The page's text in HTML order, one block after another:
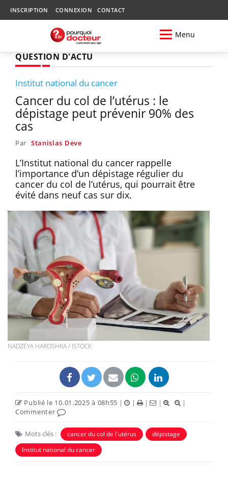
INSCRIPTION CONNEXION CONTACT
Menu
QUESTION D'ACTU
Institut national du cancer
Cancer du col de l’utérus : le
dépistage peut prévenir 90% des
cas
Par Stanislas Deve
L’Institut national du cancer rappelle
l’importance d’un dépistage régulier du
cancer du col de l’utérus, qui pourrait être
évité dans neuf cas sur dix.
NADZEYA HAROSHKA / ISTOCK
Publié le 10.01.2025 à 08h55 | | | |
|
Commenter
Mots clés : cancer du col de l'utérus
dépistage
Institut national du cancer